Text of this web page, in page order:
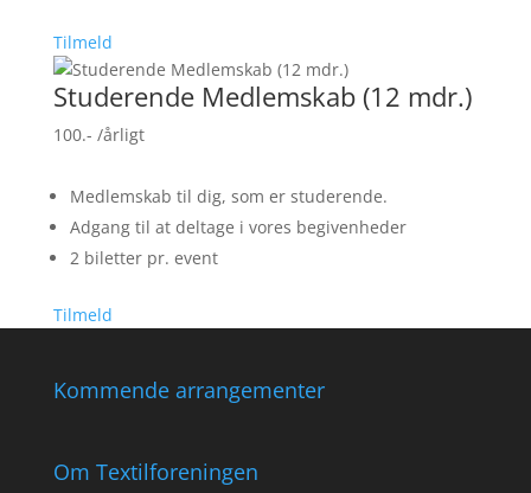
Tilmeld
Studerende Medlemskab (12 mdr.)
100.- /årligt
Medlemskab til dig, som er studerende.
Adgang til at deltage i vores begivenheder
2 biletter pr. event
Tilmeld
Kommende arrangementer
Om Textilforeningen